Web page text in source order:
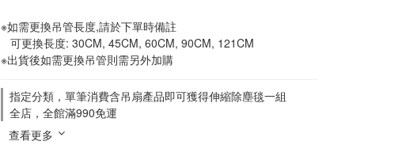
※如需更換吊管長度,請於下單時備註
   可更換長度: 30CM, 45CM, 60CM, 90CM, 121CM
※出貨後如需更換吊管則需另外加購
指定分類，單筆消費含吊扇產品即可獲得伸縮除塵毯一組
全店，全館滿990免運
查看更多